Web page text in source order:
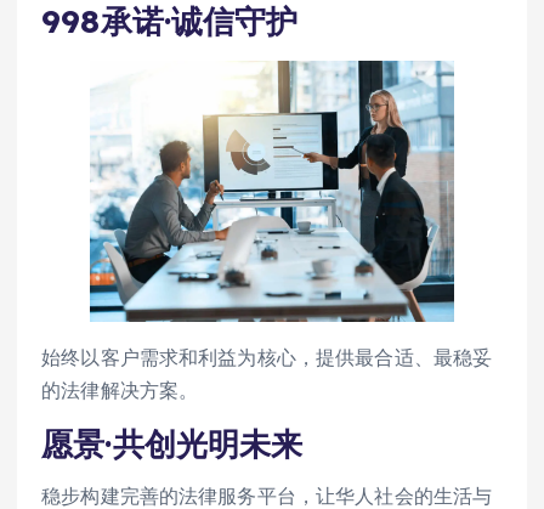
998承诺·诚信守护
始终以客户需求和利益为核心，提供最合适、最稳妥
的法律解决方案。
愿景·共创光明未来
稳步构建完善的法律服务平台，让华人社会的生活与